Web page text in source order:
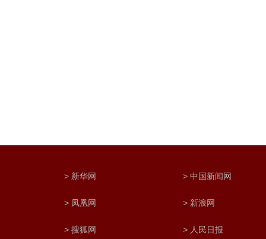
> 新华网 > 中国新闻网
> 凤凰网 > 新浪网
> 搜狐网 > 人民日报